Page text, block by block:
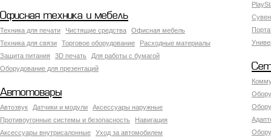
Офисная техника и мебель
Техника для печати Чистящие средства
Офисная мебель
Техника для связи
Торговое оборудование
Расходные материалы
Защита питания
3D печать
Для работы с бумагой
Оборудование для презентаций
Автотовары
Автозвук Датчики и модули
Аксессуары наружные
Противоугонные системы и безопасность
Навигация
Аксесcуары внутрисалонные
Уход за автомобилем